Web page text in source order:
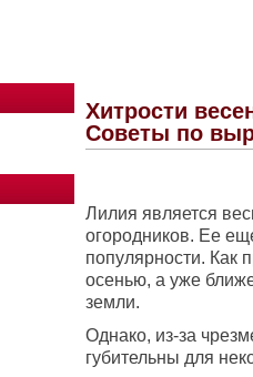
Хитрости
Советы по
Лилия является
огородников. Ее
популярности. Как
осенью, а уже
земли.
Однако, из-за
губительны для